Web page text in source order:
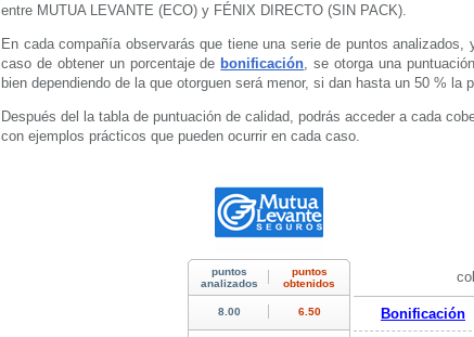
entre MUTUA LEVANTE (ECO) y FÉNIX DIRECTO (SIN PACK).
En cada compañía observarás que tiene una serie de puntos
caso de obtener un porcentaje de bonificación, se otorga una
bien dependiendo de la que otorguen será menor, si dan hasta un 50 % la
Después del la tabla de puntuación de calidad, podrás acceder a cada
con ejemplos prácticos que pueden ocurrir en cada caso.
Bonificación